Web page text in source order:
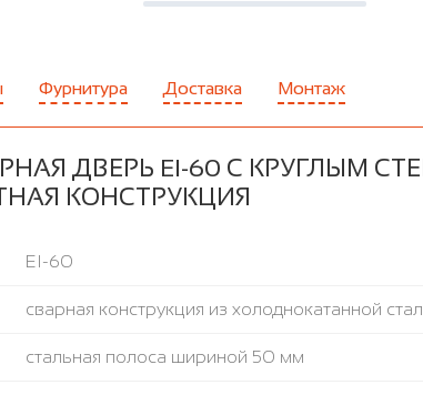
Фурнитура Доставка Монтаж
ДВЕРЬ EI-60 С КРУГЛЫМ
КОНСТРУКЦИЯ
EI-60
сварная конструкция из холоднокатанной
стальная полоса шириной 50 мм